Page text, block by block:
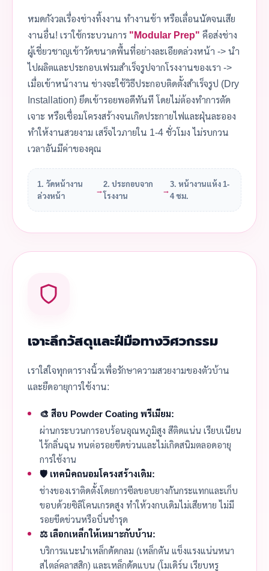
หมดกังวลเรื่องช่างทิ้งงาน ทำงานช้า หรือเลื่อนนัดจนเสีย
งานอื่น! เราใช้กระบวนการ "Modular Prep" คือส่งช่าง
ผู้เชี่ยวชาญเข้าวัดขนาดพื้นที่อย่างละเอียดล่วงหน้า -> นำ
ไปผลิตและประกอบเฟรมสำเร็จรูปจากโรงงานของเรา ->
เมื่อเข้าหน้างาน ช่างจะใช้วิธีประกอบติดตั้งสำเร็จรูป (Dry
Installation) ยึดเข้ารอยพอดีทันที โดยไม่ต้องทำการตัด
เจาะ หรือเชื่อมโครงสร้างจนเกิดประกายไฟและฝุ่นละออง
ทำให้งานสวยงาม เสร็จไวภายใน 1-4 ชั่วโมง ไม่รบกวน
เวลาอันมีค่าของคุณ
1. วัดหน้างาน
ล่วงหน้า
→
2. ประกอบจาก
โรงงาน
→
3. หน้างานแห้ง 1-
4 ชม.
เจาะลึกวัสดุและฝีมือทางวิศวกรรม
เราใส่ใจทุกตารางนิ้วเพื่อรักษาความสวยงามของตัวบ้าน
และยืดอายุการใช้งาน:
🎨 สีอบ Powder Coating พรีเมียม:
ผ่านกระบวนการอบร้อนอุณหภูมิสูง สีติดแน่น เรียบเนียน
ไร้กลิ่นฉุน ทนต่อรอยขีดข่วนและไม่เกิดสนิมตลอดอายุ
การใช้งาน
🛡️ เทคนิคถนอมโครงสร้างเดิม:
ช่างของเราติดตั้งโดยการซีลขอบยางกันกระแทกและเก็บ
ขอบด้วยซิลิโคนเกรดสูง ทำให้วงกบเดิมไม่เสียหาย ไม่มี
รอยขีดข่วนหรือบิ่นชำรุด
⚖️ เลือกเหล็กให้เหมาะกับบ้าน:
บริการแนะนำเหล็กดัดกลม (เหล็กตัน แข็งแรงแน่นหนา
สไตล์คลาสสิก) และเหล็กดัดแบน (โมเดิร์น เรียบหรู